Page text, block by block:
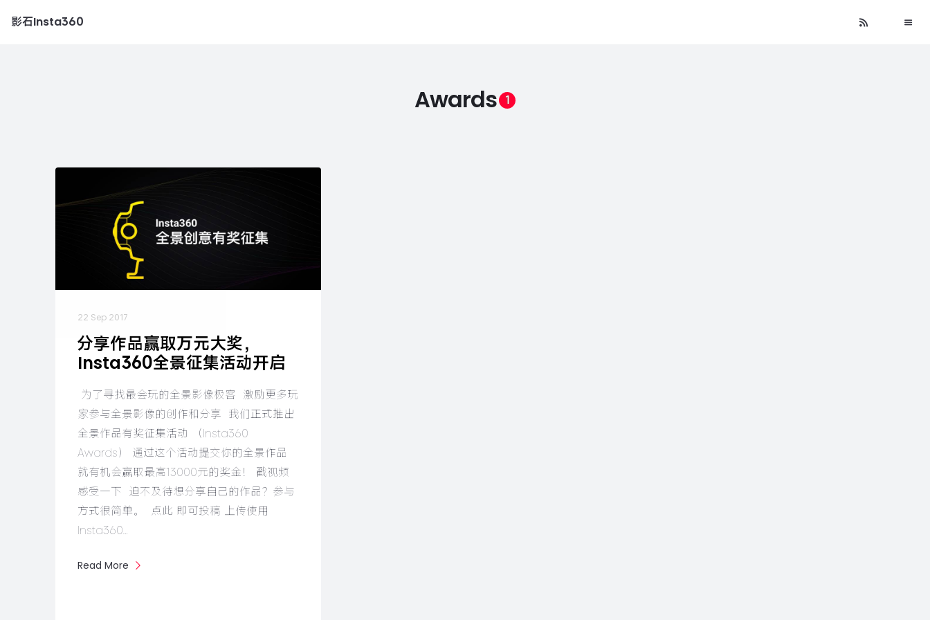
影石Insta360
Awards 1
22 Sep 2017
分享作品赢取万元大奖，
Insta360全景征集活动开启
​​ 为了寻找最会玩的全景影像极客 ​ 激励更多玩
家参与全景影像的创作和分享 ​ 我们正式推出​
全景作品有奖征集活动 （Insta360
Awards） 通过这个活动提交你的全景作品
就有机会赢取最高13000元的奖金！ 戳视频
感受一下 ​ 迫不及待想分享自己的作品？参与
方式很简单。 ​ 点此 即可投稿​ 上传使用
Insta360…
Read More